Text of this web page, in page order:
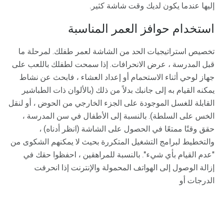
إليها عندما يكون لديك وقت شاشة كثير.
استخدام حوافز العمر المناسبة
تخصيص استراتيجيات الحد من الشاشة لعمر طفلك. لمرحلة ما
قبل المدرسة ، عرض الانحرافات. إذا سمحت لطفلك باللعب على
جهاز لوحي أثناء الاستحمام أو إعداد العشاء ، فابحث عن نشاط
يمكنه القيام به إلى جانبك بدلاً من ذلك (بالألوان ذات الطباشير
القابلة للغسل الموجودة على الجزء الخارجي من الحوض ، أو لنقل
الخس على السلطة). بالنسبة إلى الأطفال في سن المدرسة ،
حقق وقتًا ممتعًا في الحصول على الشاشة (انظر أدناه) ،
والتخطيط لبرامج التشغيل المتكررة بحيث لا يمكنهم الشكوى من
"عدم القيام بأي شيء". بالنسبة للمراهقين ، احفظوا حقك في
إزالة الوصول إلى الهواتف المحمولة والإنترنت إذا انحرفت
الدرجات أو